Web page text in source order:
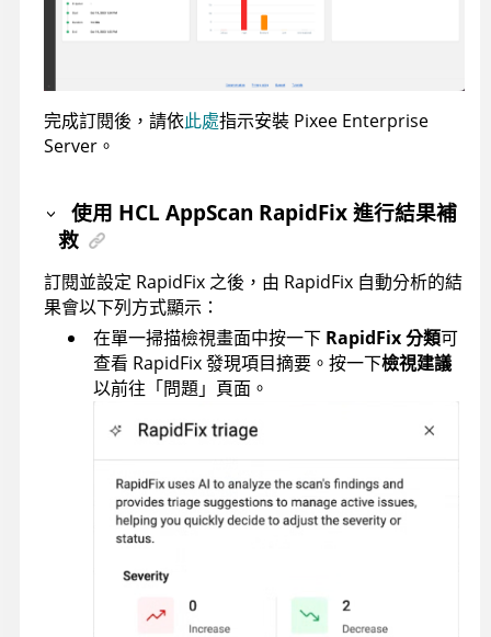
完成訂閱後，請依此處指示安裝 Pixee Enterprise
Server。
使用 HCL AppScan RapidFix 進行結果補
救
訂閱並設定 RapidFix 之後，由 RapidFix 自動分析的結
果會以下列方式顯示：
在單一掃描檢視畫面中按一下 RapidFix 分類可
查看 RapidFix 發現項目摘要。按一下檢視建議
以前往「問題」頁面。